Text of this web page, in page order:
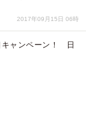
2017年09月15日 06時
キャンペーン！ 日